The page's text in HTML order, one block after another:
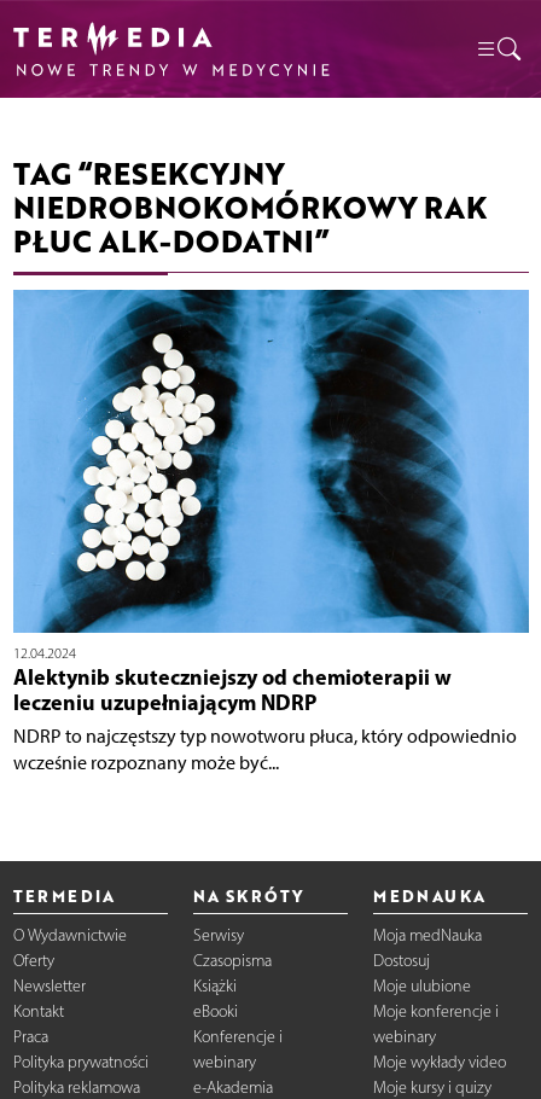
TAG “RESEKCYJNY
NIEDROBNOKOMÓRKOWY RAK
PŁUC ALK-DODATNI”
12.04.2024
Alektynib skuteczniejszy od chemioterapii w
leczeniu uzupełniającym NDRP
NDRP to najczęstszy typ nowotworu płuca, który odpowiednio
wcześnie rozpoznany może być...
TERMEDIA
O Wydawnictwie
Oferty
Newsletter
Kontakt
Praca
Polityka prywatności
Polityka reklamowa
NA SKRÓTY
Serwisy
Czasopisma
Książki
eBooki
Konferencje i
webinary
e-Akademia
MEDNAUKA
Moja medNauka
Dostosuj
Moje ulubione
Moje konferencje i
webinary
Moje wykłady video
Moje kursy i quizy